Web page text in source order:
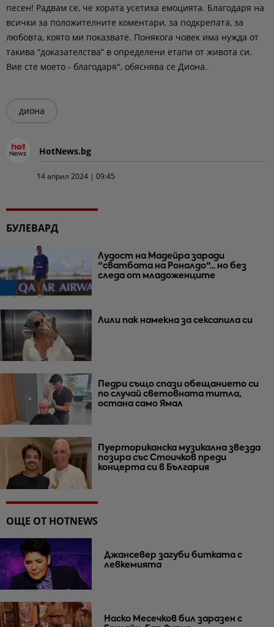
песен! Радвам се, че хората усетиха емоцията. Благодаря на
всички за положителните коментари, за подкрепата, за
любовта, която ми показвате. Понякога човек има нужда от
такива “доказателства” в определени етапи от живота си.
Вие сте моето - благодаря", обяснява се Диона.
диона
HotNews.bg
14 април 2024 | 09:45
БУЛЕВАРД
Лудост на Мадейра заради
"сватбата на Роналдо"... но без
следа от младоженците
Лили пак намекна за сексапила си
Педри също спази обещанието си
по случай световната титла,
остана само Ямал
Пуерториканска музикална звезда
позира със Стоичков преди
концерта си в България
ОЩЕ ОТ HOTNEWS
Джансевер загуби битката с
левкемията
Наско Месечков бил заразен с